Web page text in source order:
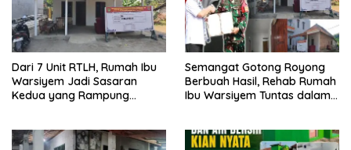
Dari 7 Unit RTLH, Rumah Ibu
Warsiyem Jadi Sasaran
Kedua yang Rampung
Cirebon
Semangat Gotong Royong
Berbuah Hasil, Rehab Rumah
Ibu Warsiyem Tuntas dalam
Cirebon